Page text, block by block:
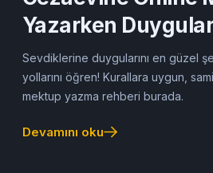
Yazarken
Şekilde
Sevdiklerine duygularını en güzel
yollarını öğren! Kurallara uygun,
mektup yazma rehberi burada.
Devamını oku